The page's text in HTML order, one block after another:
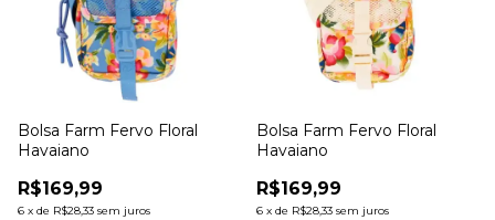
Bolsa Farm Fervo Floral
Havaiano
R$169,99
6 x de R$28,33 sem juros
Bolsa Farm Fervo Floral
Havaiano
R$169,99
6 x de R$28,33 sem juros